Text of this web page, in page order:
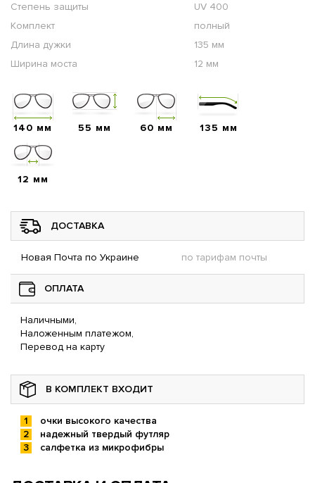
Степень защиты
UV 400
Комплект
полный
Длина дужки
135 мм
Ширина моста
12 мм
140 мм 55 мм 60 мм 135 мм
12 мм
ДОСТАВКА
Новая Почта по Украине по тарифам почты
ОПЛАТА
Наличными,
Наложенным платежом,
Перевод на карту
В КОМПЛЕКТ ВХОДИТ
очки высокого качества
надежный твердый футляр
салфетка из микрофибры